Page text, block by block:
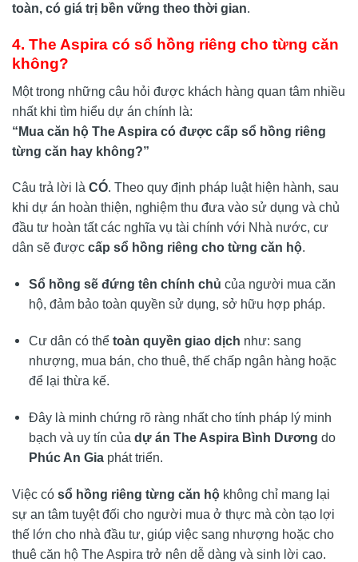
toàn, có giá trị bền vững theo thời gian.
4. The Aspira có sổ hồng riêng cho từng căn
không?
Một trong những câu hỏi được khách hàng quan tâm nhiều
nhất khi tìm hiểu dự án chính là:
“Mua căn hộ The Aspira có được cấp sổ hồng riêng
từng căn hay không?”
Câu trả lời là CÓ. Theo quy định pháp luật hiện hành, sau
khi dự án hoàn thiện, nghiệm thu đưa vào sử dụng và chủ
đầu tư hoàn tất các nghĩa vụ tài chính với Nhà nước, cư
dân sẽ được cấp sổ hồng riêng cho từng căn hộ.
Sổ hồng sẽ đứng tên chính chủ của người mua căn
hộ, đảm bảo toàn quyền sử dụng, sở hữu hợp pháp.
Cư dân có thể toàn quyền giao dịch như: sang
nhượng, mua bán, cho thuê, thế chấp ngân hàng hoặc
để lại thừa kế.
Đây là minh chứng rõ ràng nhất cho tính pháp lý minh
bạch và uy tín của dự án The Aspira Bình Dương do
Phúc An Giaphát triển.
Việc có sổ hồng riêng từng căn hộ không chỉ mang lại
sự an tâm tuyệt đối cho người mua ở thực mà còn tạo lợi
thế lớn cho nhà đầu tư, giúp việc sang nhượng hoặc cho
thuê căn hộ The Aspira trở nên dễ dàng và sinh lời cao.